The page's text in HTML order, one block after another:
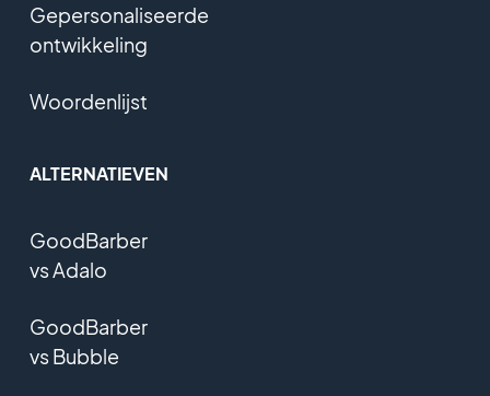
Gepersonaliseerde
ontwikkeling
Woordenlijst
ALTERNATIEVEN
GoodBarber
vs Adalo
GoodBarber
vs Bubble